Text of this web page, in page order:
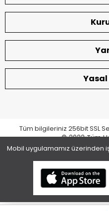
Tüm bilgileriniz 256bit SSL
© 2022Tüm
Mobil uygulamamız üzerinden
superKET E-ticaret ve